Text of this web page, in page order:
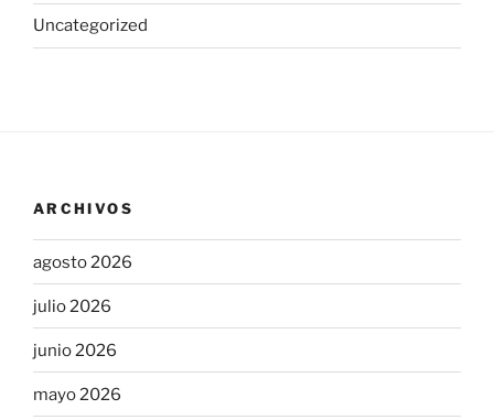
Uncategorized
ARCHIVOS
agosto 2026
julio 2026
junio 2026
mayo 2026